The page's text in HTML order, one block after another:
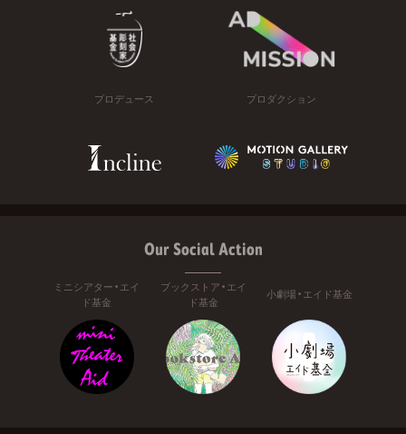
プロデュース プロダクション
Our Social Action
ミニシアター・エイ
ド基金
ブックストア・エイ
ド基金
小劇場・エイド基金